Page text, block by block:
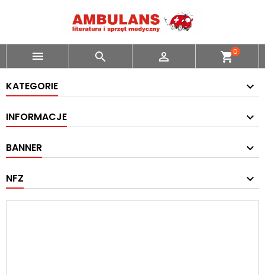
   shopping_cart0
KATEGORIE
INFORMACJE
BANNER
NFZ